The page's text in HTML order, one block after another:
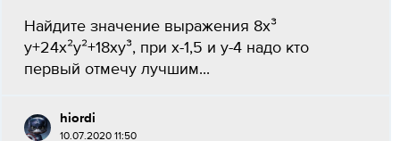
Найдите значение выражения 8х³
у+24х²у²+18ху³, при х-1,5 и у-4 надо кто
первый отмечу лучшим...
hiordi
10.07.2020 11:50